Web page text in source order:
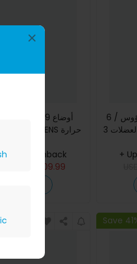
×
خفيفة الوزن حزام
9.80% Cashback
109.99
كونكا مسدس الفاسيكا 4 رؤوس / 6
رؤوس جهاز تدليك استرخاء العضلات 3
جهاز
+
Save